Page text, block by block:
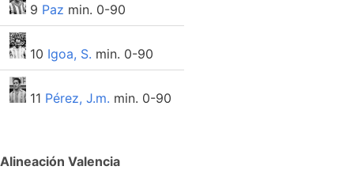
9 Paz min. 0-90
10 Igoa, S. min. 0-90
11 Pérez, J.m. min. 0-90
Alineación Valencia